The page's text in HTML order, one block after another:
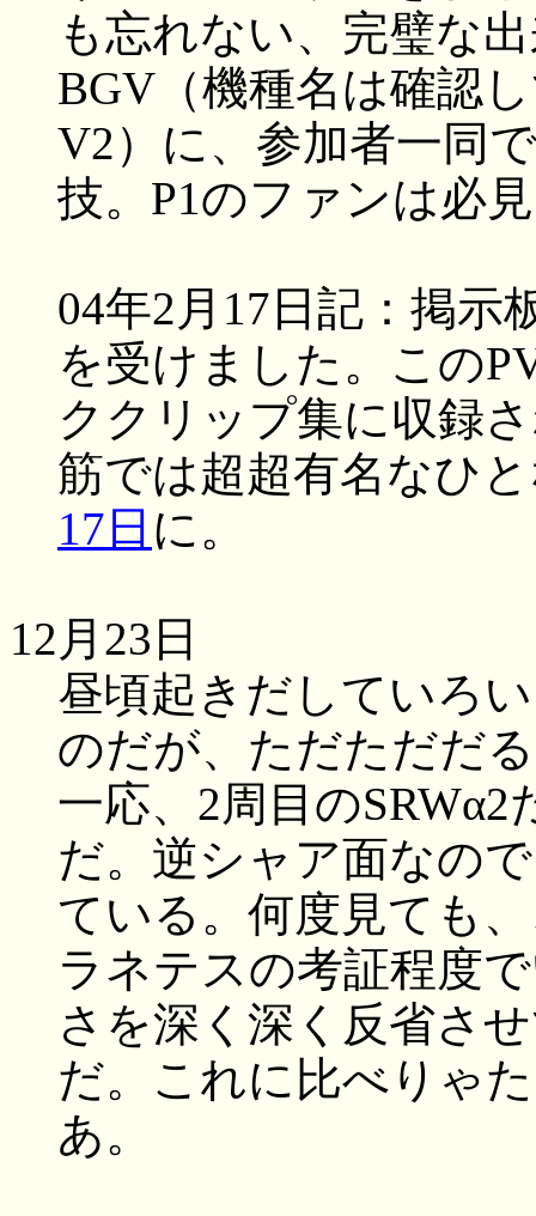
も忘れない、完璧な
BGV（機種名は確認
V2）に、参加者一同
技。P1のファンは必
04年2月17日記：掲示
を受けました。この
ククリップ集に収録
筋では超超有名なひ
17日 に。
12月23日
昼頃起きだしていろ
のだが、ただただだ
一応、2周目の
だ。逆シャア面なの
ている。何度見ても
ラネテスの考証程度
さを深く深く反省さ
だ。これに比べりゃ
あ。